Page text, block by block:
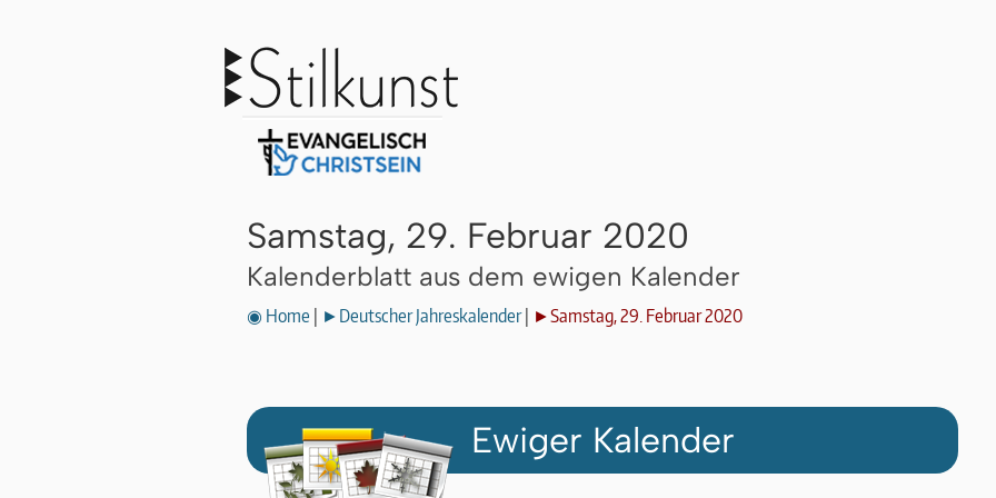
Samstag, 29. Februar 2020
Kalenderblatt aus dem ewigen Kalender
◉ Home ►Deutscher Jahreskalender| ►Samstag, 29. Februar 2020
Ewiger Kalender